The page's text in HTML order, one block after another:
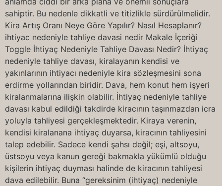
sahiptir. Bu nedenle dikkatli ve titizlikle sürdürülmelidir.
Kira Artış Oranı Neye Göre Yapılır? Nasıl Hesaplanır?
ihtiyac nedeniyle tahliye davasi nedir Makale İçeriği
Toggle İhtiyaç Nedeniyle Tahliye Davası Nedir? İhtiyaç
nedeniyle tahliye davası, kiralayanın kendisi ve
yakınlarının ihtiyacı nedeniyle kira sözleşmesini sona
erdirme yollarından biridir. Dava, hem konut hem işyeri
kiralanmalarına ilişkin olabilir. İhtiyaç nedeniyle tahliye
davası kabul edildiği takdirde kiracının taşınmazdan icra
yoluyla tahliyesi gerçekleşmektedir. Kiraya verenin,
kendisi kiralanana ihtiyaç duyarsa, kiracının tahliyesini
talep edebilir. Sadece kendi şahsı değil; eşi, altsoyu,
üstsoyu veya kanun gereği bakmakla yükümlü olduğu
kişilerin ihtiyaç duyması halinde de kiracının tahliyesi
dava edilebilir. Buna “gereksinim (ihtiyaç) nedeniyle